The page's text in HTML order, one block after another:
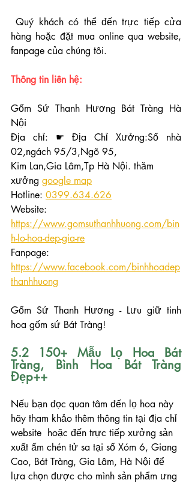
Quý khách có thể đến trực tiếp cửa
hàng hoặc đặt mua online qua website,
fanpage của chúng tôi.
Thông tin liên hệ:
Gốm Sứ Thanh Hương Bát Tràng Hà
Nội
Địa chỉ: ☛ Địa Chỉ Xưởng:Số nhà
02,ngách 95/3,Ngõ 95,
Kim Lan,Gia Lâm,Tp Hà Nội. thăm
xưởng google map
Hotline: 0399.634.626
https://www.gomsuthanhhuong.com/bin
h-lo-hoa-dep-gia-re
https://www.facebook.com/binhhoadep
thanhhuong
Gốm Sứ Thanh Hương - Lưu giữ tinh
hoa gốm sứ Bát Tràng!
5.2 150+ Mẫu Lọ Hoa Bát
Tràng, Bình Hoa Bát Tràng
Đẹp++
Nếu bạn đọc quan tâm đến lọ hoa này
hãy tham khảo thêm thông tin tại địa chỉ
website  hoặc đến trực tiếp xưởng sản
xuất ấm chén tử sa tại số Xóm 6, Giang
Cao, Bát Tràng, Gia Lâm, Hà Nội để
lựa chọn được cho mình sản phẩm ưng